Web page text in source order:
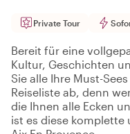
Private Tour
Bereit für eine
Kultur, Geschichten
Sie alle Ihre Must-
Reiseliste ab, denn
die Ihnen alle Ecken
ist es diese komplette